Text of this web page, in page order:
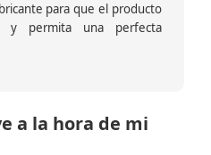
para que el producto
y permita una perfecta
a la hora de mi